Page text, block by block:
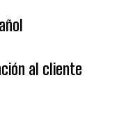
al cliente